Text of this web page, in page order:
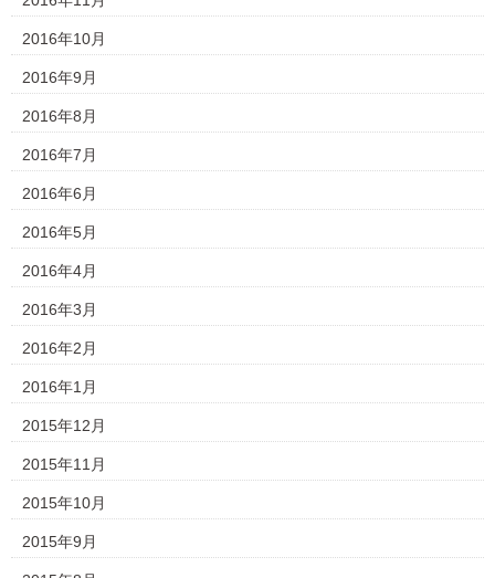
2016年10月
2016年9月
2016年8月
2016年7月
2016年6月
2016年5月
2016年4月
2016年3月
2016年2月
2016年1月
2015年12月
2015年11月
2015年10月
2015年9月